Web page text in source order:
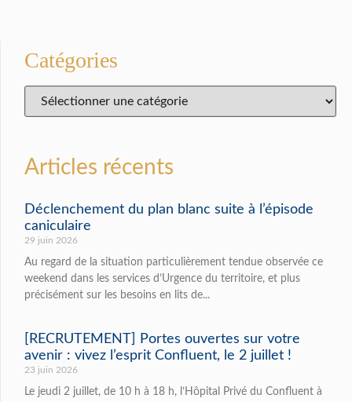
Catégories
Articles récents
Déclenchement du plan blanc suite à l’épisode
caniculaire
29 juin 2026
Au regard de la situation particulièrement tendue observée ce
weekend dans les services d’Urgence du territoire, et plus
précisément sur les besoins en lits de...
[RECRUTEMENT] Portes ouvertes sur votre
avenir : vivez l’esprit Confluent, le 2 juillet !
23 juin 2026
Le jeudi 2 juillet, de 10 h à 18 h, l’Hôpital Privé du Confluent à